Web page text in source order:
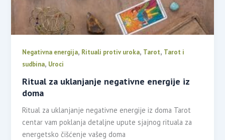
Negativna energija, Rituali protiv uroka, Tarot, Tarot i
sudbina, Uroci
Ritual za uklanjanje negativne energije iz
doma
Ritual za uklanjanje negativne energije iz doma Tarot
centar vam poklanja detaljne upute sjajnog rituala za
energetsko čišćenje vašeg doma